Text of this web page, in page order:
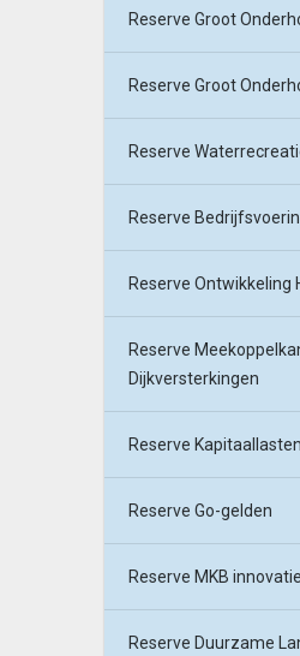
Reserve Groot
Reserve Groot
Reserve
Reserve
Reserve Ontwikkeling
Reserve
Dijkversterkingen
Reserve
Reserve Go-gelden
Reserve MKB
Reserve Duurzame